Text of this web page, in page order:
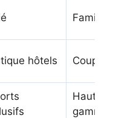
Familles
hôtels Couples
Haut de
gamme